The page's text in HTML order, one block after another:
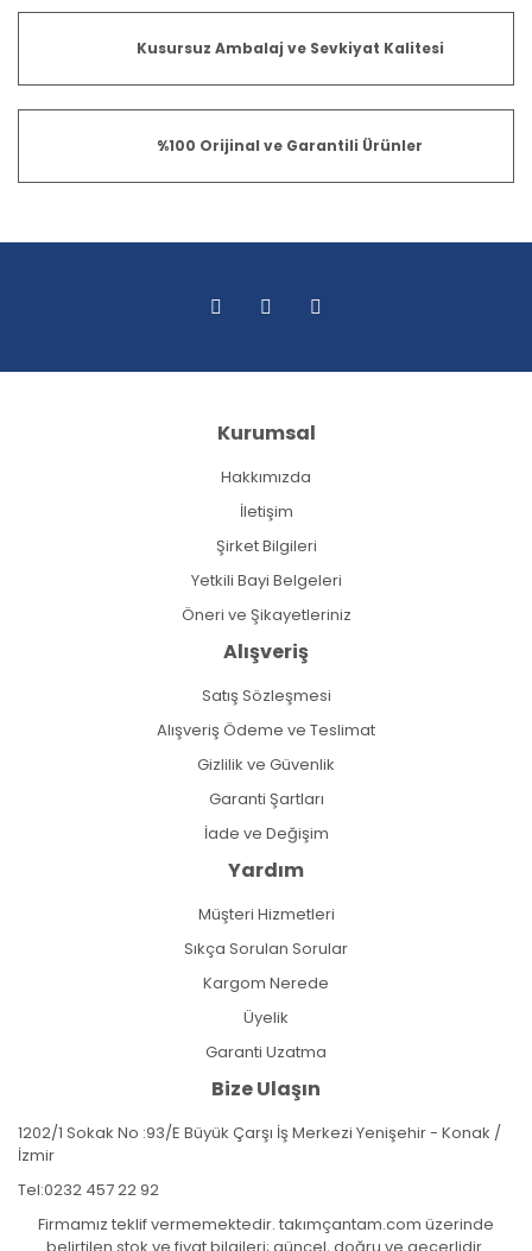
Kusursuz Ambalaj ve Sevkiyat Kalitesi
%100 Orijinal ve Garantili Ürünler
Kurumsal
Hakkımızda
İletişim
Şirket Bilgileri
Yetkili Bayi Belgeleri
Öneri ve Şikayetleriniz
Alışveriş
Satış Sözleşmesi
Alışveriş Ödeme ve Teslimat
Gizlilik ve Güvenlik
Garanti Şartları
İade ve Değişim
Yardım
Müşteri Hizmetleri
Sıkça Sorulan Sorular
Kargom Nerede
Üyelik
Garanti Uzatma
Bize Ulaşın
1202/1 Sokak No :93/E Büyük Çarşı İş Merkezi Yenişehir - Konak /
İzmir
Tel:0232 457 22 92
Firmamız teklif vermemektedir. takımçantam.com üzerinde